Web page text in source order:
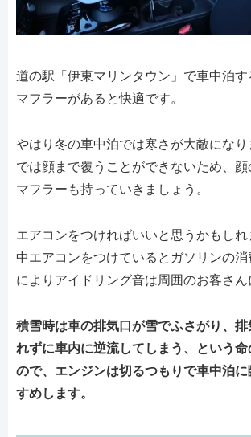
道の駅「伊東マリンタウン」で車中泊
マフラーがあると快適です。
やはり冬の車中泊では寒さが大敵にな
では顔まで覆うことができないため、
マフラーも持っていきましょう。
エアコンをつければいいと思うかもし
中エアコンをつけているとガソリンの
によりアイドリング音は周囲のお客さん
積雪時は車の排気口が雪でふさがり、排
れずに車内に逆流してしまう、という
ので、エンジンは切るつもりで車中泊
すめします。